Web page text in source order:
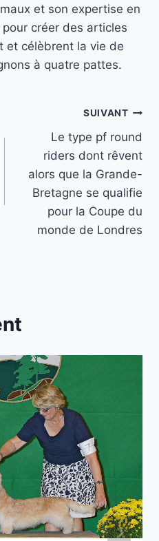
et son expertise en
créer des articles
et célèbrent la vie de
à quatre pattes.
SUIVANT
Le type pf round
riders dont rêvent
alors que la Grande-
Bretagne se qualifie
pour la Coupe du
monde de Londres